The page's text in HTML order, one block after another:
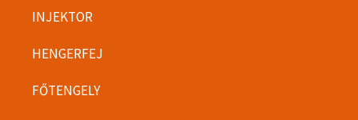
INJEKTOR
HENGERFEJ
FŐTENGELY